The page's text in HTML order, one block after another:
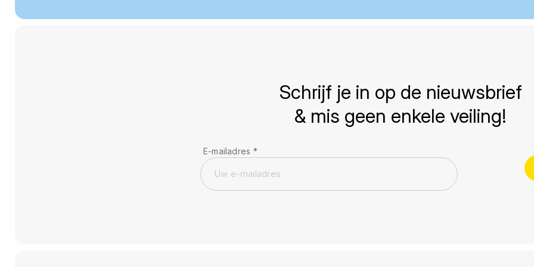
Schrijf je in op de nieuwsbrief
& mis geen enkele veiling!
E-mailadres *